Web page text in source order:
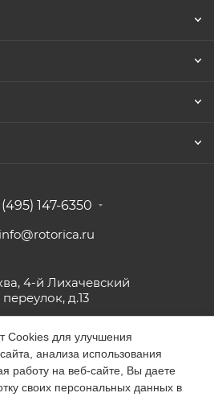
(495) 147-6350
info@rotorica.ru
4-й Лихачевский
переулок, д.13
© GALAGAR
Cookies для улучшения
анализа использования
работу на веб-сайте, Вы даете
своих персональных данных в